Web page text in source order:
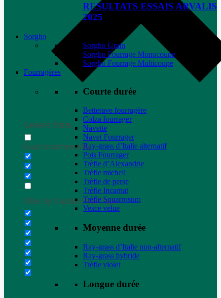
Generic filters
Exact matches only
Filter by Custom Post Type
RESULTATS ESSAIS ARVALIS
2025
Sorgho
Sorgho Grain
Sorgho Fourrage Monocoupe
Sorgho Fourrage Multicoupe
Fourragères
Courte durée
Betterave fourragère
Colza fourrager
Navette
Navet Fourrager
Ray-grass d’Italie alternatif
Pois Fourrager
Trèfle d’Alexandrie
Trèfle micheli
Trèfle de perse
Trèfle Incarnat
Trèfle Squarrosum
Vesce velue
Moyenne durée
Ray-grass d’Italie non-alternatif
Ray-grass hybride
Trèfle violet
Longue durée